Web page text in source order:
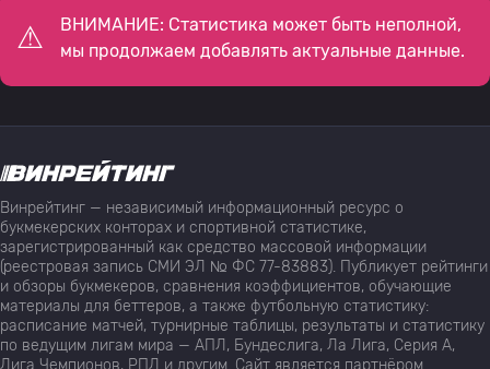
ВНИМАНИЕ: Статистика может быть неполной,
мы продолжаем добавлять актуальные данные.
Винрейтинг — независимый информационный ресурс о
букмекерских конторах и спортивной статистике,
зарегистрированный как средство массовой информации
(реестровая запись СМИ ЭЛ № ФС 77-83883). Публикует рейтинги
и обзоры букмекеров, сравнения коэффициентов, обучающие
материалы для беттеров, а также футбольную статистику:
расписание матчей, турнирные таблицы, результаты и статистику
по ведущим лигам мира — АПЛ, Бундеслига, Ла Лига, Серия А,
Лига Чемпионов, РПЛ и другим. Сайт является партнёром